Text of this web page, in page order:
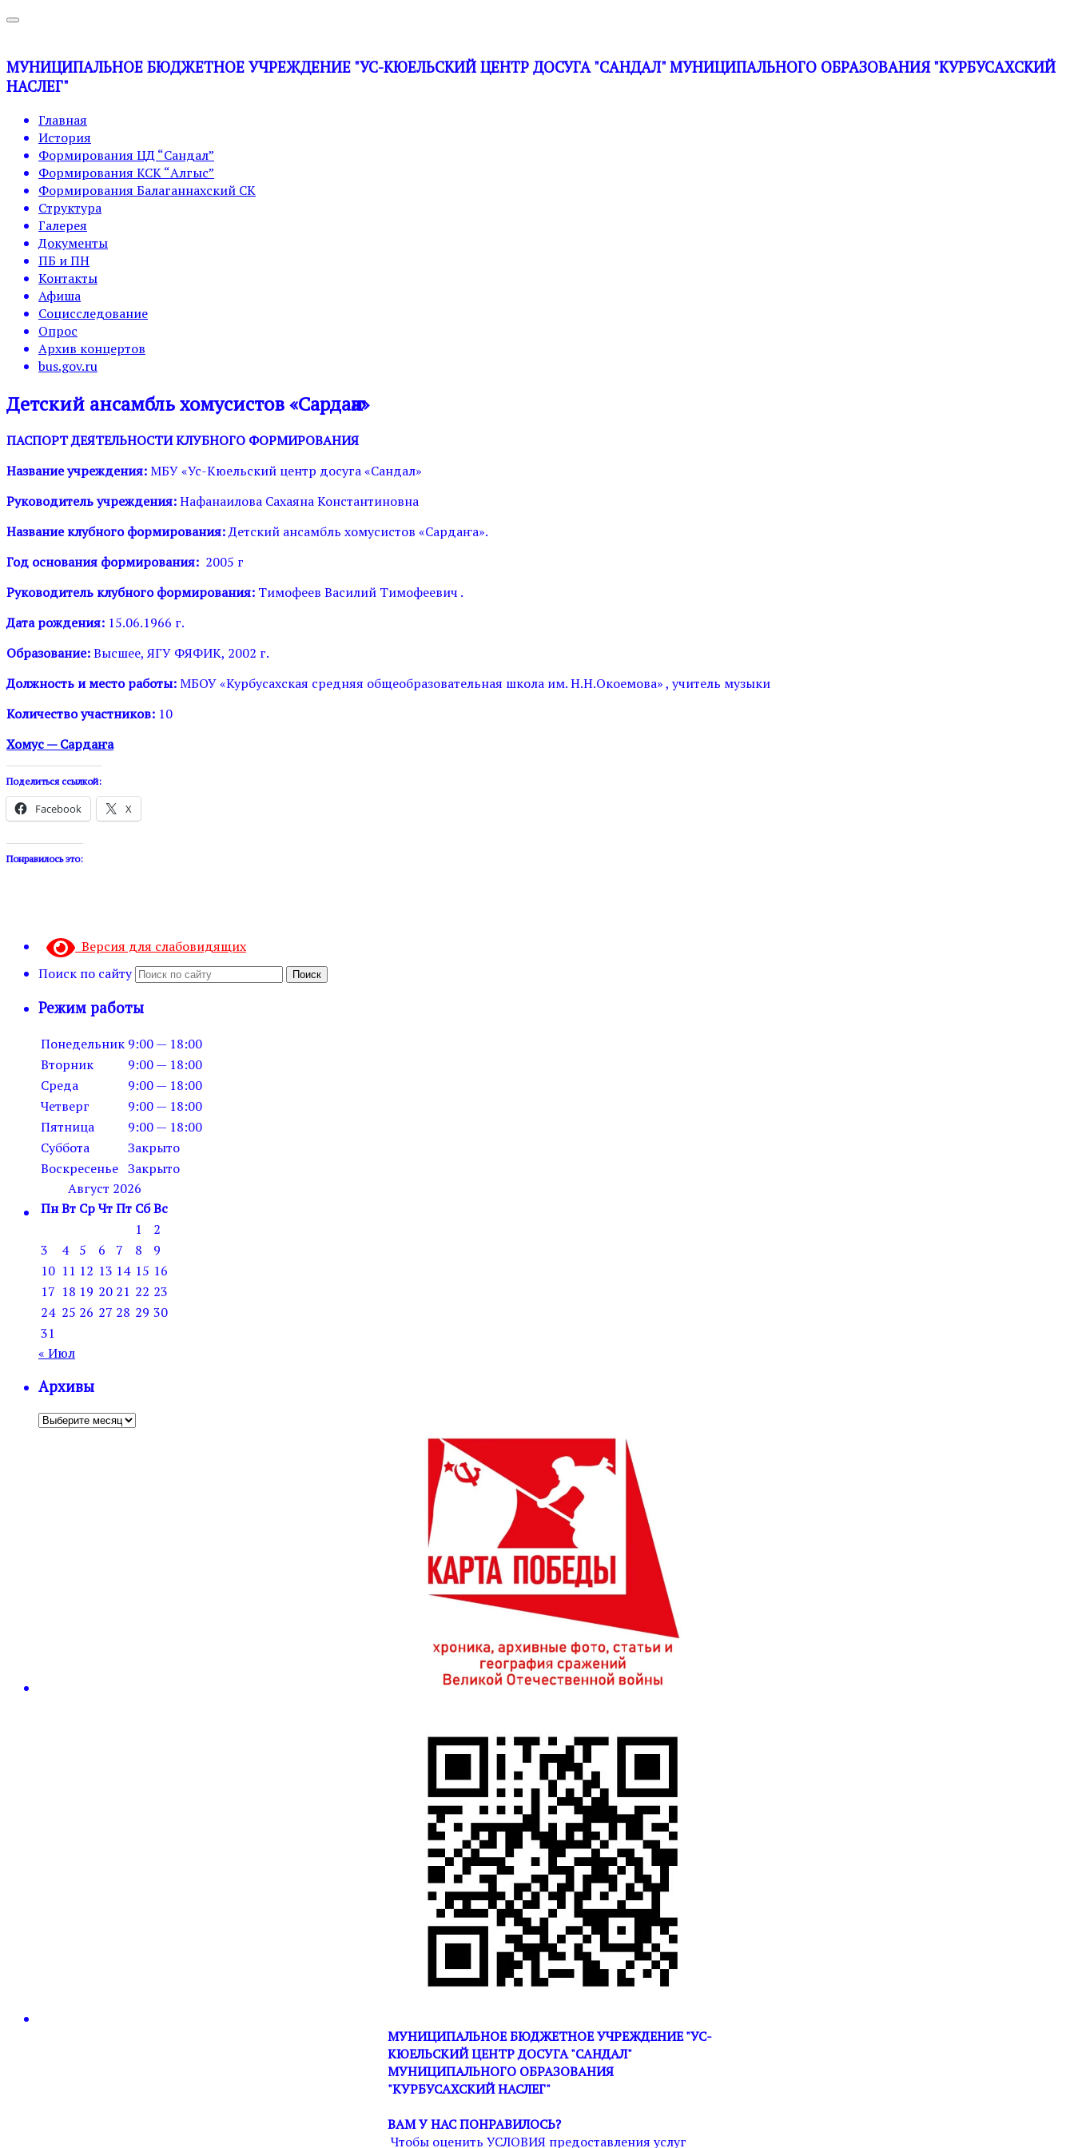
МУНИЦИПАЛЬНОЕ БЮДЖЕТНОЕ УЧРЕЖДЕНИЕ "УС-КЮЕЛЬСКИЙ ЦЕНТР ДОСУГА "САНДАЛ" МУНИЦИПАЛЬНОГО ОБРАЗОВАНИЯ "КУРБУСАХСКИЙ
НАСЛЕГ"
Главная
История
Формирования ЦД “Сандал”
Формирования КСК “Алгыс”
Формирования Балаганнахский СК
Структура
Галерея
Документы
ПБ и ПН
Контакты
Афиша
Социсследование
Опрос
Архив концертов
bus.gov.ru
Детский ансамбль хомусистов «Сардаҥа»
ПАСПОРТ ДЕЯТЕЛЬНОСТИ КЛУБНОГО ФОРМИРОВАНИЯ
Название учреждения:МБУ «Ус-Кюельский центр досуга «Сандал»
Руководитель учреждения:Нафанаилова Сахаяна Константиновна
Название клубного формирования:Детский ансамбль хомусистов «Сардаҥа».
Год основания формирования: 2005 г
Руководитель клубного формирования: Тимофеев Василий Тимофеевич .
Дата рождения: 15.06.1966 г.
Образование:Высшее, ЯГУ ФЯФИК, 2002 г.
Должность и место работы:МБОУ «Курбусахская средняя общеобразовательная школа им. Н.Н.Окоемова» , учитель музыки
Количество участников: 10
Хомус — Сардаҥа
Поделиться ссылкой:
Facebook X
Понравилось это:
Версия для слабовидящих
Поиск по сайту
Поиск
Режим работы
Понедельник 9:00 — 18:00
Вторник
9:00 — 18:00
Среда
9:00 — 18:00
Четверг
9:00 — 18:00
Пятница
9:00 — 18:00
Суббота
Закрыто
Воскресенье Закрыто
Август 2026
ПнВт СрЧтПт СбВс
1
2
3
4 5 6 7 8
9
10 11 12 13 14 15 16
17 18 19 20 21 22 23
24 25 26 27 28 29 30
31
« Июл
Архивы
Архивы
МУНИЦИПАЛЬНОЕ БЮДЖЕТНОЕ УЧРЕЖДЕНИЕ "УС-
КЮЕЛЬСКИЙ ЦЕНТР ДОСУГА "САНДАЛ"
МУНИЦИПАЛЬНОГО ОБРАЗОВАНИЯ
"КУРБУСАХСКИЙ НАСЛЕГ"
ВАМ У НАС ПОНРАВИЛОСЬ?
Чтобы оценить УСЛОВИЯ предоставления услуг